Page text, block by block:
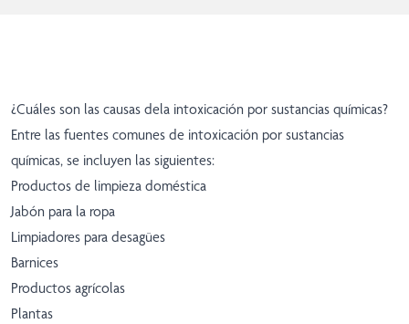
¿Cuáles son las causas dela intoxicación por sustancias químicas?
Entre las fuentes comunes de intoxicación por sustancias
químicas, se incluyen las siguientes:
Productos de limpieza doméstica
Jabón para la ropa
Limpiadores para desagües
Barnices
Productos agrícolas
Plantas